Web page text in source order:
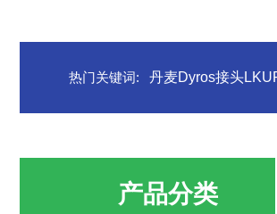
热门关键词: 丹麦Dyros接头
产品分类